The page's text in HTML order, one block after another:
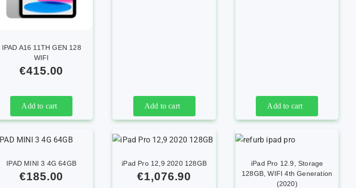
IPAD A16 11TH GEN 128
WIFI
€415.00
Add to cart Add to cart Add to cart
IPAD MINI 3 4G 64GB
€185.00
iPad Pro 12,9 2020 128GB
€1,076.90
iPad Pro 12.9, Storage
128GB, WIFI 4th Generation
(2020)